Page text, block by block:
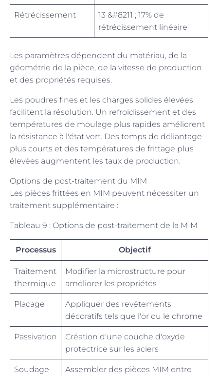
Rétrécissement
13 &#8211 ; 17% de
rétrécissement linéaire
Les paramètres dépendent du matériau, de la
géométrie de la pièce, de la vitesse de production
et des propriétés requises.
Les poudres fines et les charges solides élevées
facilitent la résolution. Un refroidissement et des
températures de moulage plus rapides améliorent
la résistance à l'état vert. Des temps de déliantage
plus courts et des températures de frittage plus
élevées augmentent les taux de production.
Options de post-traitement du MIM
Les pièces frittées en MIM peuvent nécessiter un
traitement supplémentaire :
Tableau 9 : Options de post-traitement de la MIM
Processus Objectif
Traitement
thermique
Modifier la microstructure pour
améliorer les propriétés
Placage
Appliquer des revêtements
décoratifs tels que l'or ou le chrome
Passivation
Création d'une couche d'oxyde
protectrice sur les aciers
Soudage
Assembler des pièces MIM entre